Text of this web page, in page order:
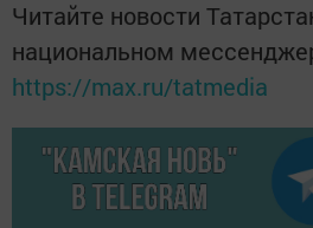
Читайте новости
национальном
https://max.ru/tatmedia